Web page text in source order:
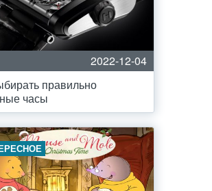
2022-12-04
правильно
часы